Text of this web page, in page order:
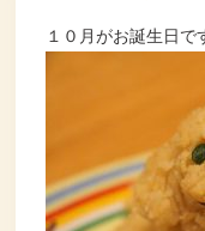
１０月がお誕生日で